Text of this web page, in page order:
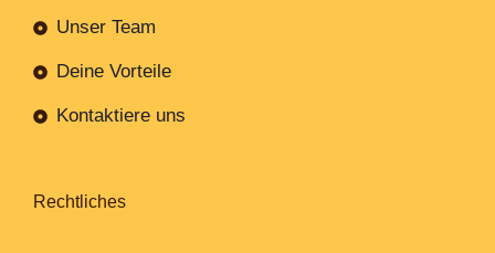
Unser Team
Deine Vorteile
Kontaktiere uns
Rechtliches